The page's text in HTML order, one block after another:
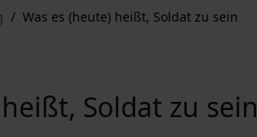
/ Was es (heute) heißt, Soldat zu sein
Soldat zu sein